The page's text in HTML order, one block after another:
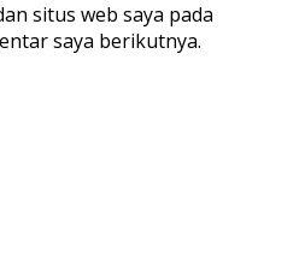
situs web saya pada
saya berikutnya.